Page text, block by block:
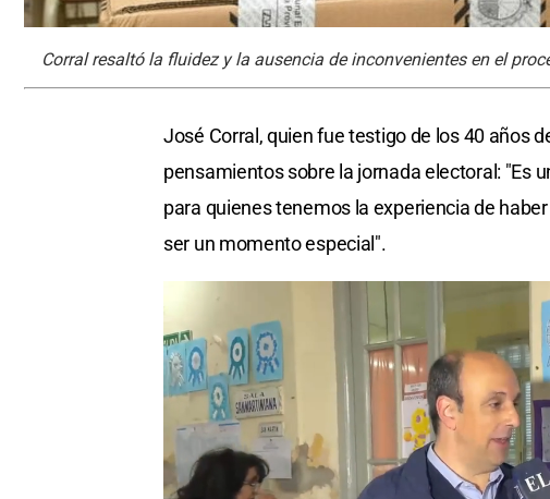
Corral resaltó la fluidez y la ausencia de inconvenientes en el
José Corral, quien fue testigo de los 40 años
pensamientos sobre la jornada electoral: "Es
para quienes tenemos la experiencia de
ser un momento especial".